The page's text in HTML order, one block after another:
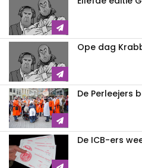
Ope dag
De Perleejers
De ICB-ers